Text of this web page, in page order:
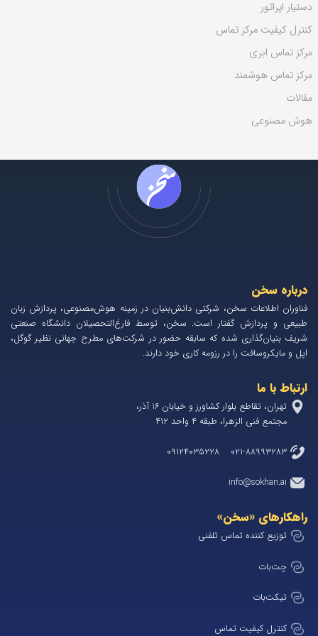
دستیار اپراتور
کنترل کیفیت مرکز تماس
مرکز تماس ابری
مرکز تماس هوشمند
مقالات
هوش مصنوعی
ارتباط با ما
تهران، تقاطع بلوار کشاورز و خیابان 1۶ آذر،
مجتمع فنی الزهرا، طبقه ۴ واحد ۴۱۲
۰۲۱-۸۸۹۹۳۲۸۳ ۰۹۱۲۴۰۳۵۲۲۸
info@sokhan.ai
درباره سخن
فناوران اطلاعات سخن، شرکتی دانش‌بنیان در زمینه هوش‌مصنوعی، پردازش زبان
طبیعی و پردازش گفتار است. سخن، توسط فارغ‌التحصیلان دانشگاه صنعتی
شریف بنیان‌گذاری شده که سابقه حضور در شرکت‌های مطرح جهانی نظیر گوگل،
اپل و مایکروسافت را در رزومه کاری خود دارند.
راهکارهای «سخن»
توزیع کننده تماس تلفنی
چت‌بات
تیکت‌بات
کنترل کیفیت تماس